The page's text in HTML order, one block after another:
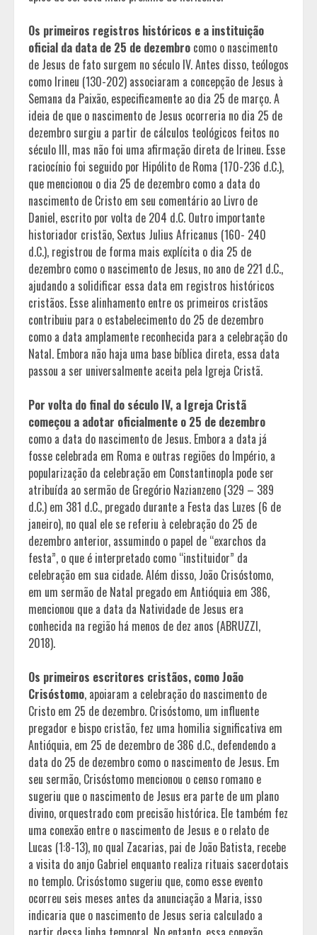
Os primeiros registros históricos e a instituição
oficial da data de 25 de dezembro como o nascimento
de Jesus de fato surgem no século IV. Antes disso, teólogos
como Irineu (130-202) associaram a concepção de Jesus à
Semana da Paixão, especificamente ao dia 25 de março. A
ideia de que o nascimento de Jesus ocorreria no dia 25 de
dezembro surgiu a partir de cálculos teológicos feitos no
século III, mas não foi uma afirmação direta de Irineu. Esse
raciocínio foi seguido por Hipólito de Roma (170-236 d.C.),
que mencionou o dia 25 de dezembro como a data do
nascimento de Cristo em seu comentário ao Livro de
Daniel, escrito por volta de 204 d.C. Outro importante
historiador cristão, Sextus Julius Africanus (160- 240
d.C.), registrou de forma mais explícita o dia 25 de
dezembro como o nascimento de Jesus, no ano de 221 d.C.,
ajudando a solidificar essa data em registros históricos
cristãos. Esse alinhamento entre os primeiros cristãos
contribuiu para o estabelecimento do 25 de dezembro
como a data amplamente reconhecida para a celebração do
Natal. Embora não haja uma base bíblica direta, essa data
passou a ser universalmente aceita pela Igreja Cristã.
Por volta do final do século IV, a Igreja Cristã
começou a adotar oficialmente o 25 de dezembro
como a data do nascimento de Jesus. Embora a data já
fosse celebrada em Roma e outras regiões do Império, a
popularização da celebração em Constantinopla pode ser
atribuída ao sermão de Gregório Nazianzeno (329 – 389
d.C.) em 381 d.C., pregado durante a Festa das Luzes (6 de
janeiro), no qual ele se referiu à celebração do 25 de
dezembro anterior, assumindo o papel de “exarchos da
festa”, o que é interpretado como “instituidor” da
celebração em sua cidade. Além disso, João Crisóstomo,
em um sermão de Natal pregado em Antióquia em 386,
mencionou que a data da Natividade de Jesus era
conhecida na região há menos de dez anos (ABRUZZI,
2018).
Os primeiros escritores cristãos, como João
Crisóstomo, apoiaram a celebração do nascimento de
Cristo em 25 de dezembro. Crisóstomo, um influente
pregador e bispo cristão, fez uma homilia significativa em
Antióquia, em 25 de dezembro de 386 d.C., defendendo a
data do 25 de dezembro como o nascimento de Jesus. Em
seu sermão, Crisóstomo mencionou o censo romano e
sugeriu que o nascimento de Jesus era parte de um plano
divino, orquestrado com precisão histórica. Ele também fez
uma conexão entre o nascimento de Jesus e o relato de
Lucas (1:8-13), no qual Zacarias, pai de João Batista, recebe
a visita do anjo Gabriel enquanto realiza rituais sacerdotais
no templo. Crisóstomo sugeriu que, como esse evento
ocorreu seis meses antes da anunciação a Maria, isso
indicaria que o nascimento de Jesus seria calculado a